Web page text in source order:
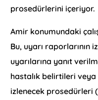
prosedürlerini içeriyor.
Amir konumundaki
Bu, uyarı raporlarının
uyarılarına yanıt
hastalık belirtileri
izlenecek prosedürleri